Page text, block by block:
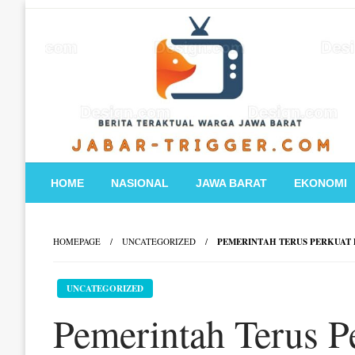
HOME NASIONAL JAWA BARAT EKONOMI
HOMEPAGE UNCATEGORIZED PEMERINTAH TERUS
UNCATEGORIZED
Pemerintah Terus